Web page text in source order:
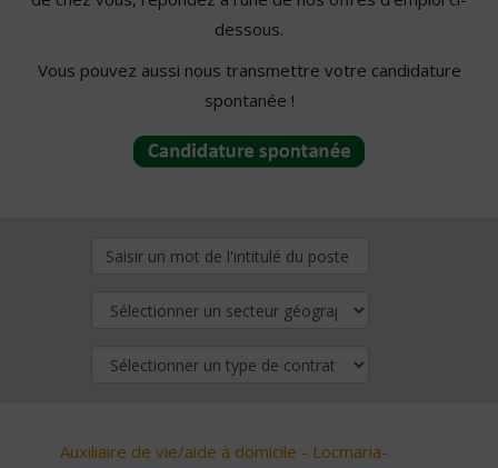
dessous.
Vous pouvez aussi nous transmettre votre candidature
spontanée !
Auxiliaire de vie/aide à domicile - Locmaria-